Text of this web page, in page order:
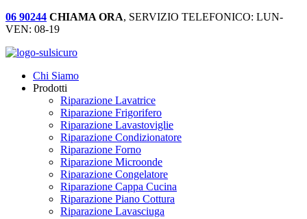
06 90244 CHIAMA ORA, SERVIZIO TELEFONICO: LUN-
VEN: 08-19
Chi Siamo
Prodotti
Riparazione Lavatrice
Riparazione Frigorifero
Riparazione Lavastoviglie
Riparazione Condizionatore
Riparazione Forno
Riparazione Microonde
Riparazione Congelatore
Riparazione Cappa Cucina
Riparazione Piano Cottura
Riparazione Lavasciuga